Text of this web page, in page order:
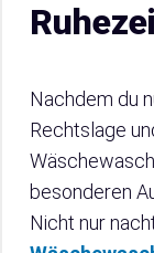
Nachdem du
Rechtslage
besonderen
Nicht nur